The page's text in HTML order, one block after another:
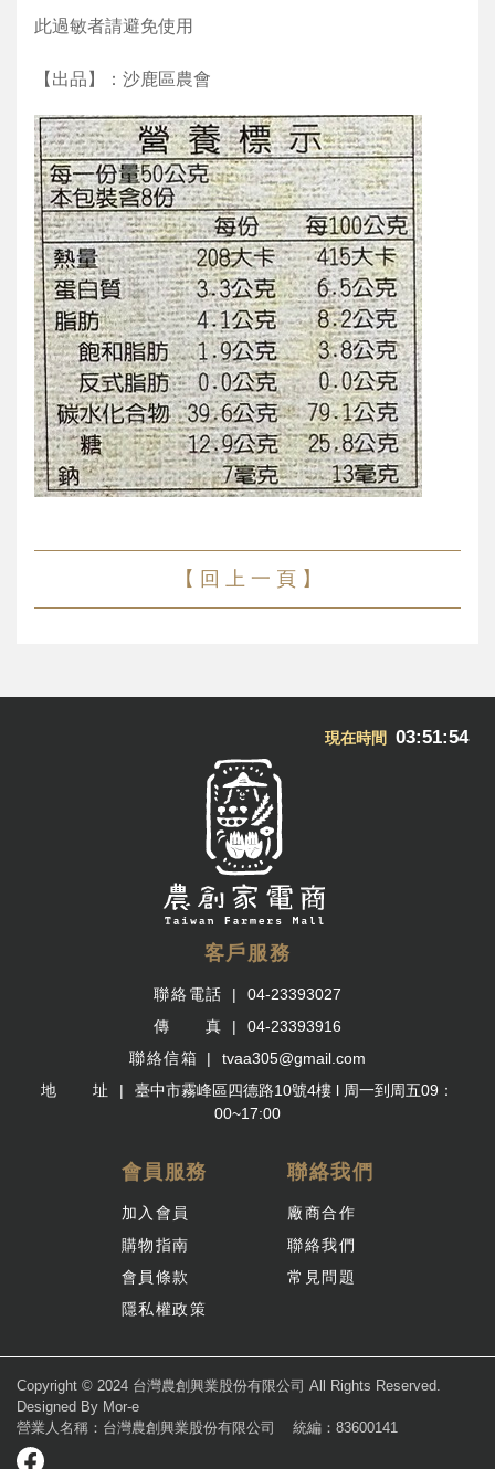
此過敏者請避免使用
【出品】：沙鹿區農會
【 回 上 一 頁 】
現在時間 03:51:54
客戶服務
聯絡電話
04-23393027
傳 真
04-23393916
聯絡信箱
tvaa305@gmail.com
地 址
臺中市霧峰區四德路10號4樓 l 周一到周五09：
00~17:00
會員服務
加入會員
購物指南
會員條款
隱私權政策
聯絡我們
廠商合作
聯絡我們
常見問題
Copyright © 2024 台灣農創興業股份有限公司 All Rights Reserved.
Designed By Mor-e
營業人名稱：台灣農創興業股份有限公司 統編：83600141